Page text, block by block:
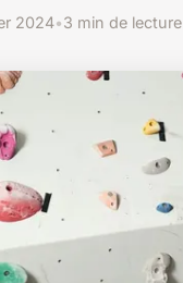
2024•3 min de lecture